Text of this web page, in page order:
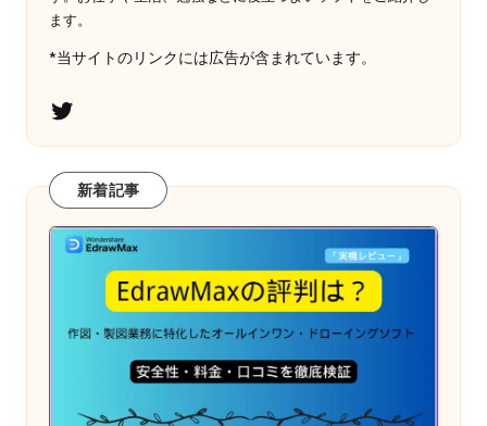
ます。
*当サイトのリンクには広告が含まれています。
Twitter
新着記事